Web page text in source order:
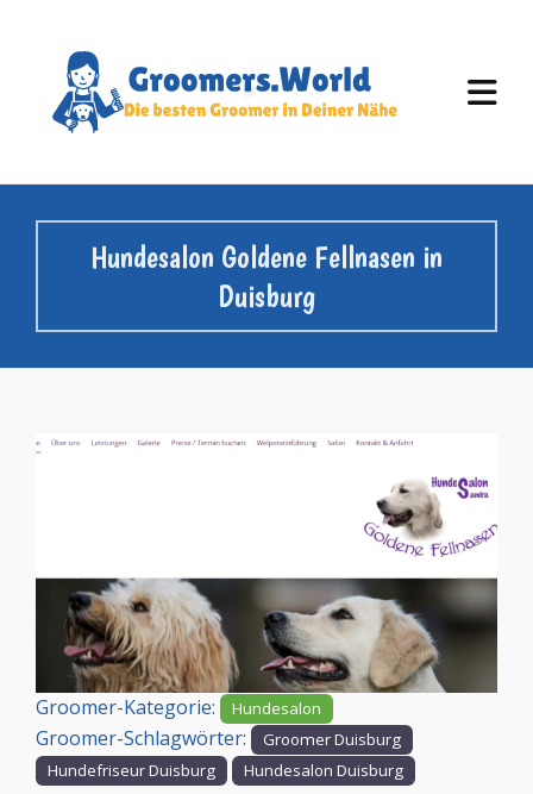
Hundesalon Goldene Fellnasen in
Duisburg
Vorheriges
Groomer-Kategorie: Hundesalon
Groomer-Schlagwörter:
Groomer Duisburg
Hundefriseur Duisburg
Hundesalon Duisburg